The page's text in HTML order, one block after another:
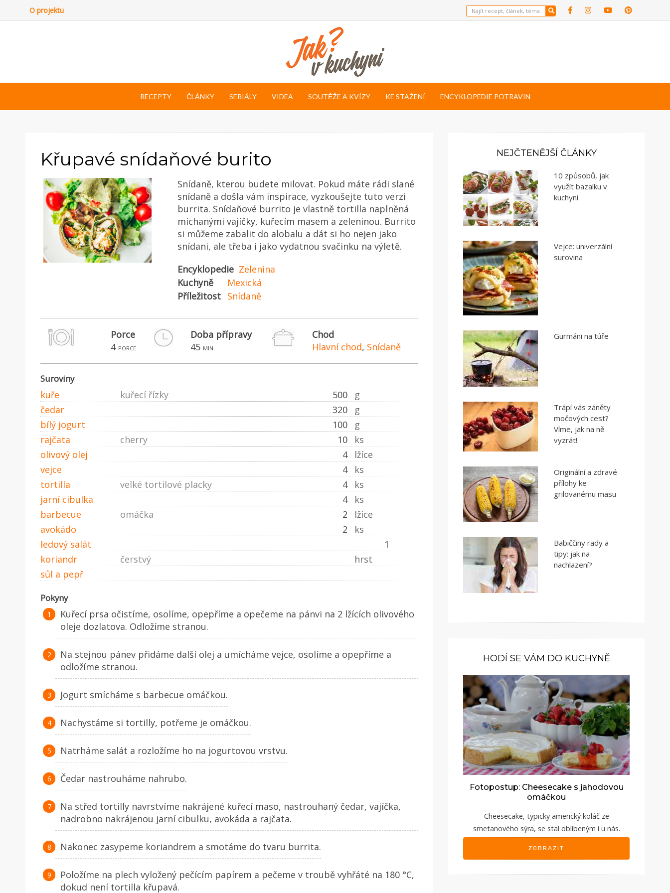
O projektu
RECEPTY ČLÁNKY SERIÁLY VIDEA SOUTĚŽE A KVÍZY KE STAŽENÍ ENCYKLOPEDIE POTRAVIN
Křupavé snídaňové burito
Snídaně, kterou budete milovat. Pokud máte rádi slané
snídaně a došla vám inspirace, vyzkoušejte tuto verzi
burrita. Snídaňové burrito je vlastně tortilla naplněná
míchanými vajíčky, kuřecím masem a zeleninou. Burrito
si můžeme zabalit do alobalu a dát si ho nejen jako
snídani, ale třeba i jako vydatnou svačinku na výletě.
Encyklopedie Zelenina
Kuchyně
Mexická
Příležitost Snídaně
Porce
4 porce
Doba přípravy
45 min
Chod
Hlavní chod, Snídaně
Suroviny
kuře 500 g
kuřecí řízky
čedar
320
g
bílý jogurt
100
g
rajčata
10 ks
cherry
olivový olej
4
lžíce
vejce
4
ks
tortilla
4 ks
velké tortilové placky
jarní cibulka
4
ks
barbecue
2 lžíce
omáčka
avokádo
2
ks
ledový salát
1
koriandr
hrst
čerstvý
sůl a pepř
Pokyny
Kuřecí prsa očistíme, osolíme, opepříme a opečeme na pánvi na 2 lžících olivového
oleje dozlatova. Odložíme stranou.
Na stejnou pánev přidáme další olej a umícháme vejce, osolíme a opepříme a
odložíme stranou.
Jogurt smícháme s barbecue omáčkou.
Nachystáme si tortilly, potřeme je omáčkou.
Natrháme salát a rozložíme ho na jogurtovou vrstvu.
Čedar nastrouháme nahrubo.
Na střed tortilly navrstvíme nakrájené kuřecí maso, nastrouhaný čedar, vajíčka,
nadrobno nakrájenou jarní cibulku, avokáda a rajčata.
Nakonec zasypeme koriandrem a smotáme do tvaru burrita.
Položíme na plech vyložený pečícím papírem a pečeme v troubě vyhřáté na 180 °C,
dokud není tortilla křupavá.
NEJČTENĚJŠÍ ČLÁNKY
10 způsobů, jak
využít bazalku v
kuchyni
Vejce: univerzální
surovina
Gurmáni na túře
Trápí vás záněty
močových cest?
Víme, jak na ně
vyzrát!
Originální a zdravé
přílohy ke
grilovanému masu
Babiččiny rady a
tipy: jak na
nachlazení?
HODÍ SE VÁM DO KUCHYNĚ
Fotopostup: Cheesecake s jahodovou
omáčkou
Cheesecake, typicky americký koláč ze
smetanového sýra, se stal oblíbeným i u nás.
ZOBRAZIT